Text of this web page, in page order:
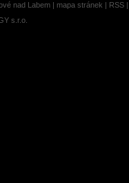
nad Labem | mapa stránek | RSS
s.r.o.